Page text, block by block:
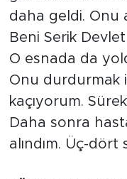
daha geldi. Onu
Beni Serik
O esnada da
Onu durdurmak
kaçıyorum.
Daha sonra
alındım. Üç-dört